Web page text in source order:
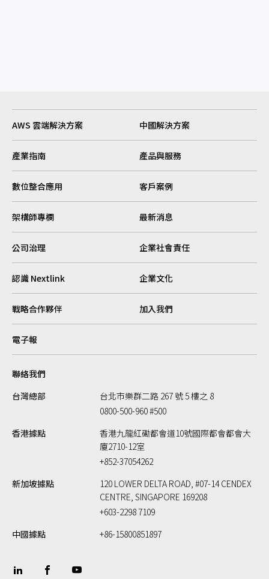
AWS 雲端解決方案 中國解決方案
產業指南 產品與服務
數位整合應用 客戶案例
架構師專欄 最新消息
公司治理 企業社會責任
認識 Nextlink 企業文化
戰略合作夥伴 加入我們
電子報
聯絡我們
台灣總部
台北市樂群二路 267 號 5 樓之 8
0800-500-960 #500
香港據點
香港九龍紅磡都會道10號國際都會都會大
廈2710-12室
+852-37054262
新加坡據點
120 LOWER DELTA ROAD, #07-14 CENDEX
CENTRE, SINGAPORE 169208
+603-2298 7109
中國據點
+86-15800851897